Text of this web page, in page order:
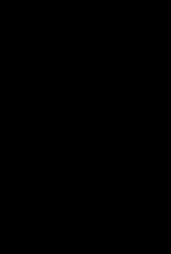
Sifonlu
Model
yerleri argon